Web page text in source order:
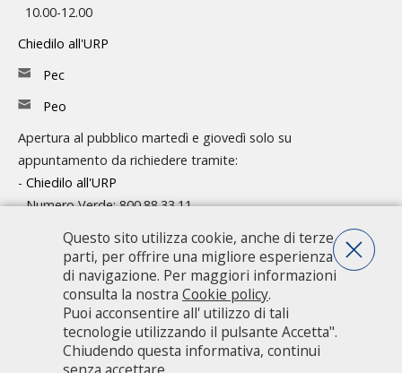
10.00-12.00
Chiedilo all'URP
Pec
Peo
Apertura al pubblico martedì e giovedì solo su
appuntamento da richiedere tramite:
- Chiedilo all'URP
- Numero Verde: 800.88.33.11
Consulta l'organigramma
Accedi agli atti
Guida pratica ai servizi e alla modulistica
Città metropolitana di Milano - Via Vivaio, 1 - 20122 Milano - centralino
Questo sito utilizza cookie, anche di terze
parti, per offrire una migliore esperienza
di navigazione. Per maggiori informazioni
consulta la nostra Cookie policy.
Puoi acconsentire all' utilizzo di tali
tecnologie utilizzando il pulsante Accetta".
Chiudendo questa informativa, continui